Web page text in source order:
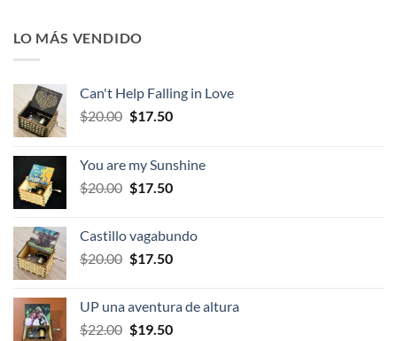
era:
LO MÁS VENDIDO
Can't Help Falling in Love
$20.00 El
era:
$20.00.
$17.50El
es:
$17.50.
You are my Sunshine
$20.00 El
era:
$20.00.
$17.50El
es:
$17.50.
Castillo vagabundo
$20.00 El
era:
$20.00.
$17.50El
es:
$17.50.
UP una aventura de altura
$22.00 El
$19.50El